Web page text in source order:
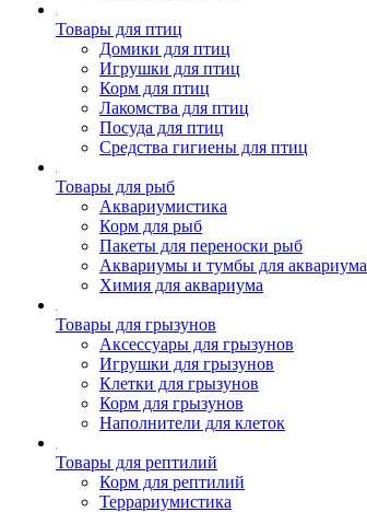
Товары для птиц
Домики для птиц
Игрушки для птиц
Корм для птиц
Лакомства для птиц
Посуда для птиц
Средства гигиены для птиц
Товары для рыб
Аквариумистика
Корм для рыб
Пакеты для переноски рыб
Аквариумы и тумбы для аквариума
Химия для аквариума
Товары для грызунов
Аксессуары для грызунов
Игрушки для грызунов
Клетки для грызунов
Корм для грызунов
Наполнители для клеток
Товары для рептилий
Корм для рептилий
Террариумистика